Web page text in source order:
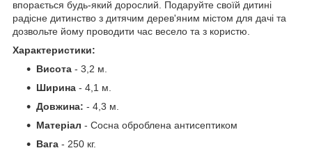
впорається будь-який дорослий. Подаруйте своїй дитині
радісне дитинство з дитячим дерев'яним містом для дачі та
дозвольте йому проводити час весело та з користю.
Характеристики:
Висота - 3,2 м.
Ширина - 4,1 м.
Довжина: - 4,3 м.
Матеріал - Сосна оброблена антисептиком
Вага - 250 кг.